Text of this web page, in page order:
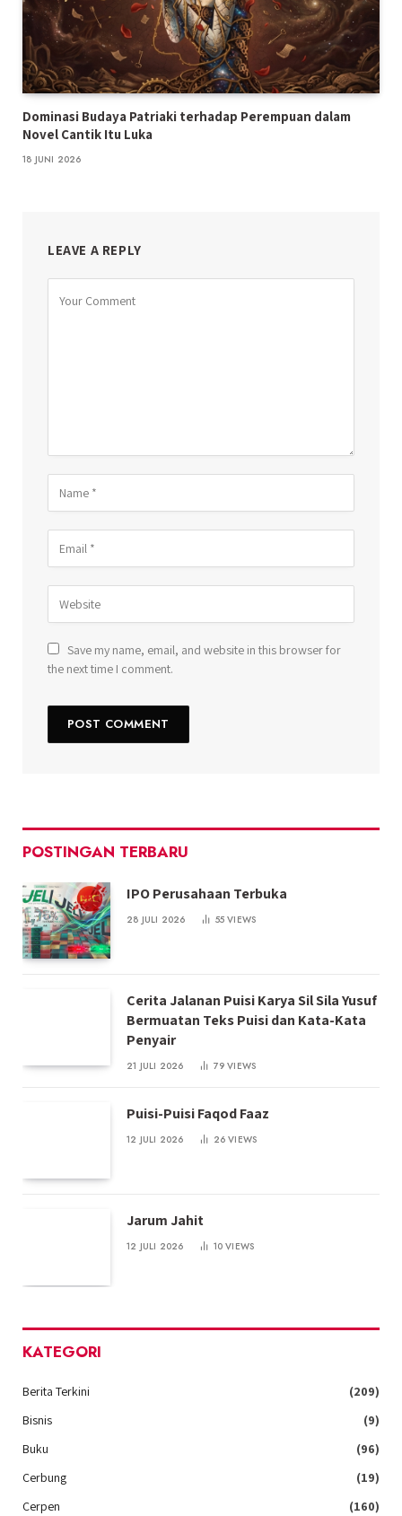
Dominasi Budaya Patriaki terhadap Perempuan dalam
Novel Cantik Itu Luka
18 JUNI 2026
LEAVE A REPLY
Save my name, email, and website in this browser for
the next time I comment.
POSTINGAN TERBARU
IPO Perusahaan Terbuka
28 JULI 2026 55VIEWS
Cerita Jalanan Puisi Karya Sil Sila Yusuf
Bermuatan Teks Puisi dan Kata-Kata
Penyair
21 JULI 2026 79VIEWS
Puisi-Puisi Faqod Faaz
12 JULI 2026 26VIEWS
Jarum Jahit
12 JULI 2026 10VIEWS
KATEGORI
Berita Terkini
(209)
Bisnis
(9)
Buku
(96)
Cerbung
(19)
Cerpen
(160)